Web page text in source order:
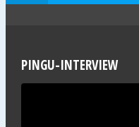
PINGU-INTERVIEW